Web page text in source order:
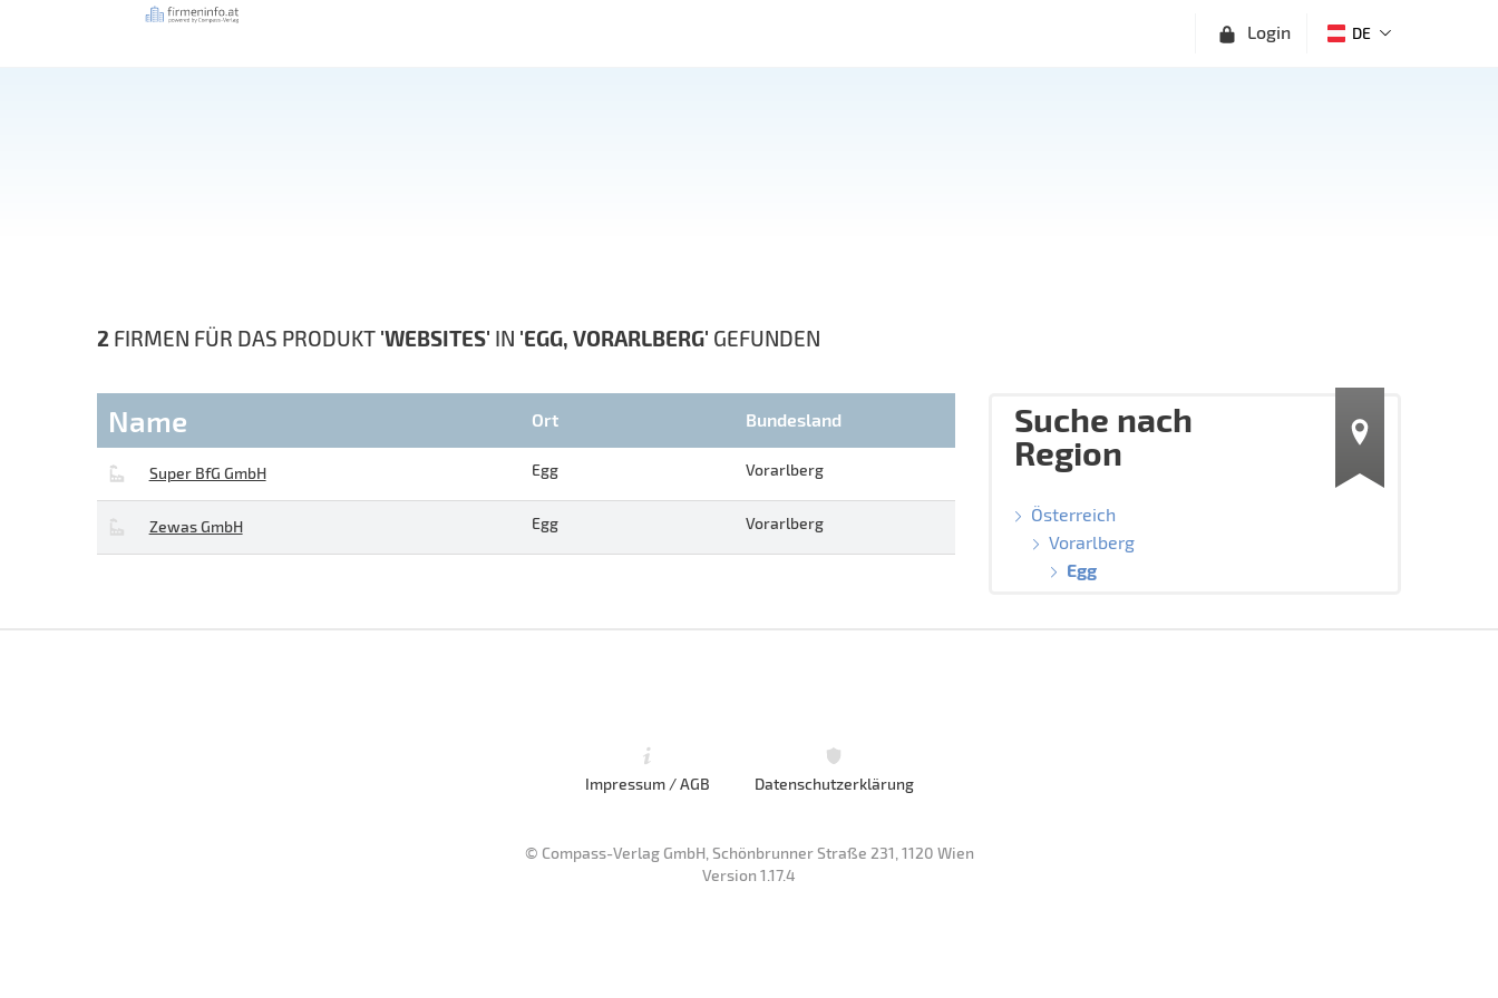
Login DE
2 FIRMEN FÜR DAS PRODUKT 'WEBSITES' IN 'EGG, VORARLBERG' GEFUNDEN
Name Ort Bundesland
Super BfG GmbH Egg Vorarlberg
Zewas GmbH Egg Vorarlberg
Suche nach
Region
Österreich
Vorarlberg
Egg
Impressum / AGB Datenschutzerklärung
© Compass-Verlag GmbH, Schönbrunner Straße 231, 1120 Wien
Version 1.17.4